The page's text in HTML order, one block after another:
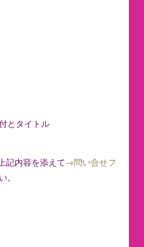
とタイトル
記内容を添えて→問い合せフ